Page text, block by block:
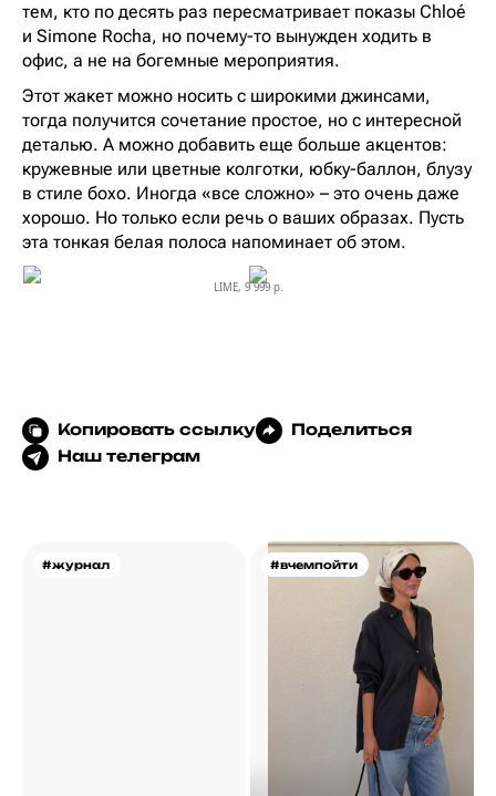
тем, кто по десять раз пересматривает показы Chloé
и Simone Rocha, но почему-то вынужден ходить в
офис, а не на богемные мероприятия.
Этот жакет можно носить с широкими джинсами,
тогда получится сочетание простое, но с интересной
деталью. А можно добавить еще больше акцентов:
кружевные или цветные колготки, юбку-баллон, блузу
в стиле бохо. Иногда «все сложно» – это очень даже
хорошо. Но только если речь о ваших образах. Пусть
эта тонкая белая полоса напоминает об этом.
LIME, 9 999 р.
Копировать ссылку
Поделиться
Наш телеграм
#журнал #вчемпойти